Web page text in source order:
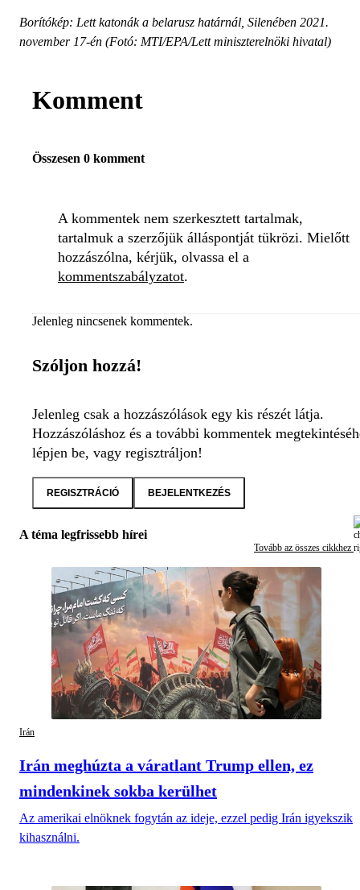
Borítókép: Lett katonák a belarusz határnál, Silenében 2021.
november 17-én (Fotó: MTI/EPA/Lett miniszterelnöki hivatal)
Komment
Összesen 0 komment
A kommentek nem szerkesztett tartalmak,
tartalmuk a szerzőjük álláspontját tükrözi. Mielőtt
hozzászólna, kérjük, olvassa el a
kommentszabályzatot.
Jelenleg nincsenek kommentek.
Szóljon hozzá!
Jelenleg csak a hozzászólások egy kis részét látja.
Hozzászóláshoz és a további kommentek
lépjen be, vagy regisztráljon!
REGISZTRÁCIÓ BEJELENTKEZÉS
A téma legfrissebb hírei
Tovább az összes cikkhez
Irán
Irán meghúzta a váratlant Trump ellen, ez
mindenkinek sokba kerülhet
Az amerikai elnöknek fogytán az ideje, ezzel pedig Irán igyekszik
kihasználni.